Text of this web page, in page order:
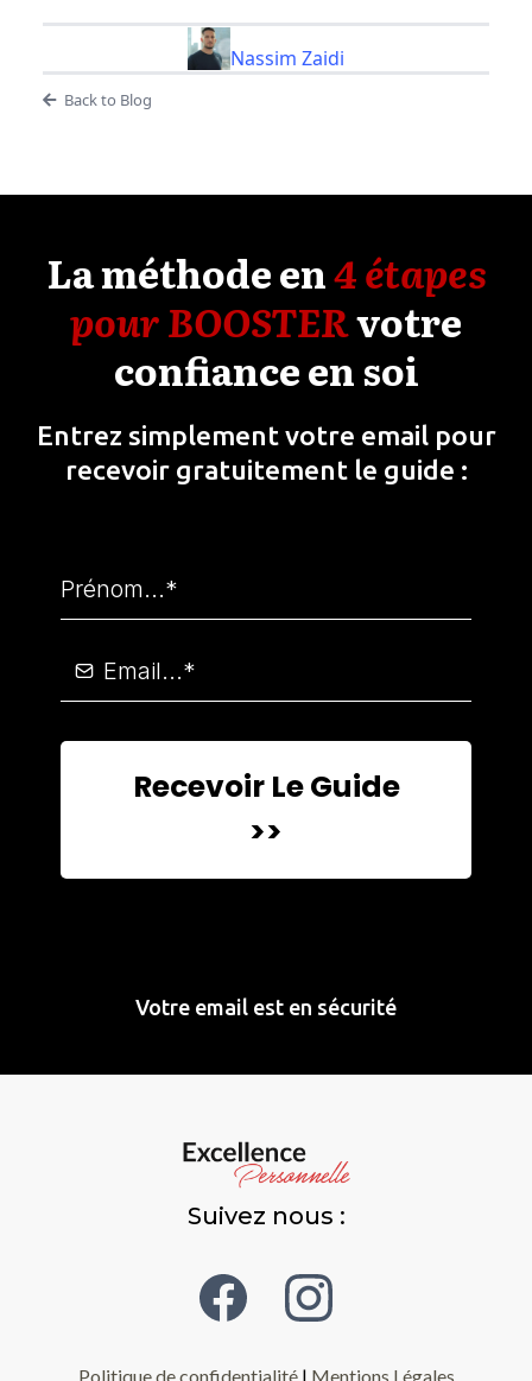
Nassim Zaidi
Back to Blog
La méthode en4 étapes
pour BOOSTERvotre
confiance en soi
Entrez simplement votre email pour
recevoir gratuitement le guide :
Recevoir Le Guide
>>
Votre email est en sécurité
Suivez nous :
Politique de confidentialité| Mentions Légales